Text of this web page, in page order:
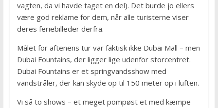
vagten, da vi havde taget en del). Det burde jo ellers
være god reklame for dem, når alle turisterne viser
deres feriebilleder derfra.
Målet for aftenens tur var faktisk ikke Dubai Mall – men
Dubai Fountains, der ligger lige udenfor storcentret.
Dubai Fountains er et springvandsshow med
vandstråler, der kan skyde op til 150 meter op i luften.
Vi så to shows – et meget pompøst et med kæmpe